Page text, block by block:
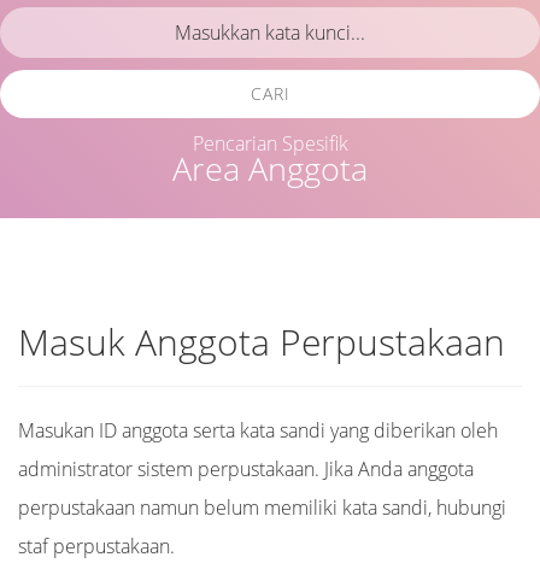
Area Anggota
CARI
Pencarian Spesifik
Masuk Anggota Perpustakaan
Masukan ID anggota serta kata sandi yang diberikan oleh
administrator sistem perpustakaan. Jika Anda anggota
perpustakaan namun belum memiliki kata sandi, hubungi
staf perpustakaan.